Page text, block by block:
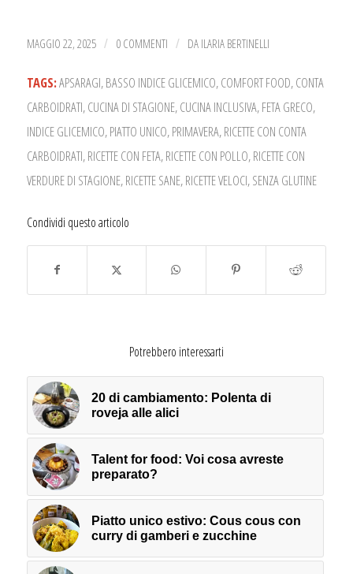
MAGGIO 22, 2025 / 0 COMMENTI / DA ILARIA BERTINELLI
TAGS:APSARAGI,BASSO INDICE GLICEMICO,COMFORT FOOD,CONTA
CARBOIDRATI,CUCINA DI STAGIONE,CUCINA INCLUSIVA,FETA GRECO,
INDICE GLICEMICO,PIATTO UNICO,PRIMAVERA,RICETTE CON CONTA
CARBOIDRATI,RICETTE CON FETA,RICETTE CON POLLO,RICETTE CON
VERDURE DI STAGIONE,RICETTE SANE,RICETTE VELOCI,SENZA GLUTINE
Condividi questo articolo
Potrebbero interessarti
20 di cambiamento: Polenta di
roveja alle alici
Talent for food: Voi cosa avreste
preparato?
Piatto unico estivo: Cous cous con
curry di gamberi e zucchine